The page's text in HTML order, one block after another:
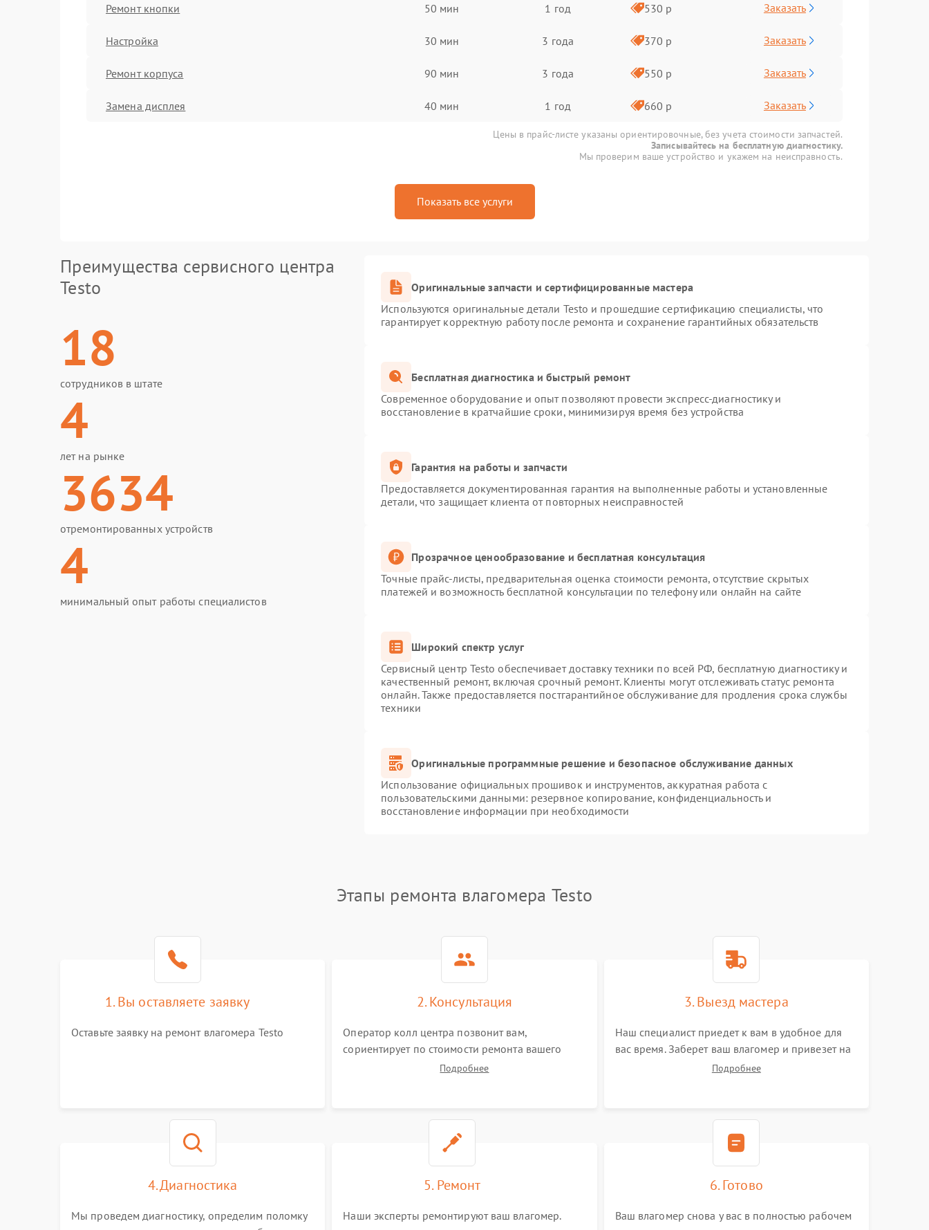
Ремонт кнопки 50 мин 1 год 530 р Заказать
Настройка 30 мин 3 года 370 р Заказать
Ремонт корпуса 90 мин 3 года 550 р Заказать
Замена дисплея 40 мин 1 год 660 р Заказать
Цены в прайс-листе указаны ориентировочные, без учета стоимости запчастей.
Записывайтесь на бесплатную диагностику.
Мы проверим ваше устройство и укажем на неисправность.
Показать все услуги
Преимущества сервисного центра
Testo
18
сотрудников в штате
4
лет на рынке
3634
отремонтированных устройств
4
минимальный опыт работы специалистов
Оригинальные запчасти и сертифицированные мастера
Используются оригинальные детали Testo и прошедшие сертификацию специалисты, что
гарантирует корректную работу после ремонта и сохранение гарантийных обязательств
Бесплатная диагностика и быстрый ремонт
Современное оборудование и опыт позволяют провести экспресс-диагностику и
восстановление в кратчайшие сроки, минимизируя время без устройства
Гарантия на работы и запчасти
Предоставляется документированная гарантия на выполненные работы и установленные
детали, что защищает клиента от повторных неисправностей
Прозрачное ценообразование и бесплатная консультация
Точные прайс-листы, предварительная оценка стоимости ремонта, отсутствие скрытых
платежей и возможность бесплатной консультации по телефону или онлайн на сайте
Широкий спектр услуг
Сервисный центр Testo обеспечивает доставку техники по всей РФ, бесплатную диагностику и
качественный ремонт, включая срочный ремонт. Клиенты могут отслеживать статус ремонта
онлайн. Также предоставляется постгарантийное обслуживание для продления срока службы
техники
Оригинальные программные решение и безопасное обслуживание данных
Использование официальных прошивок и инструментов, аккуратная работа с
пользовательскими данными: резервное копирование, конфиденциальность и
восстановление информации при необходимости
Этапы ремонта влагомера Testo
1. Вы оставляете заявку
Оставьте заявку на ремонт влагомера Testo
2. Консультация
Оператор колл центра позвонит вам,
сориентирует по стоимости ремонта вашего
влагомера а также ответит на все ваши вопросы.
Подробнее
3. Выезд мастера
Наш специалист приедет к вам в удобное для
вас время. Заберет ваш влагомер и привезет на
склад для диагностики.Подробнее
4. Диагностика
Мы проведем диагностику, определим поломку
5. Ремонт
Наши эксперты ремонтируют ваш влагомер.
6. Готово
Ваш влагомер снова у вас в полностью рабочем